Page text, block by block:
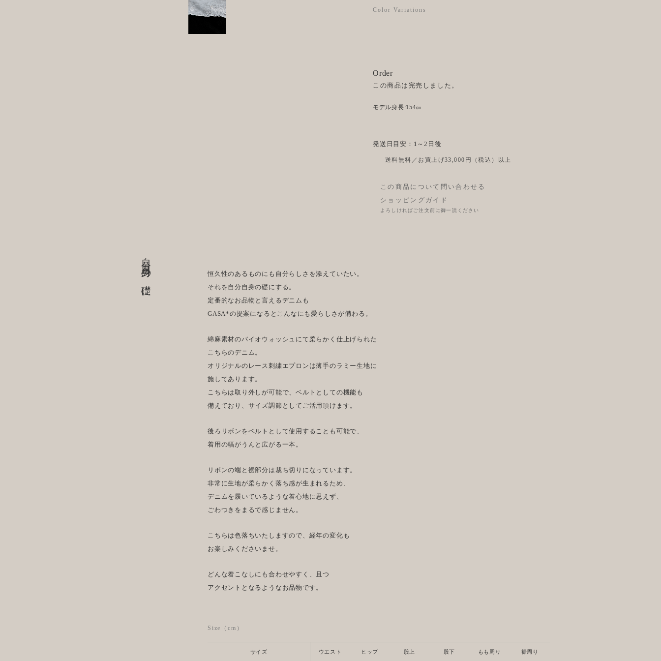
Color Variations
Order
この商品は完売しました。
モデル身長:154㎝
発送日目安：1～2日後
送料無料／お買上げ33,000円（税込）以上
この商品について問い合わせる
ショッピングガイド
よろしければご注文前に御一読ください
自分自身の礎に
恒久性のあるものにも自分らしさを添えていたい。
それを自分自身の礎にする。
定番的なお品物と言えるデニムも
GASA*の提案になるとこんなにも愛らしさが備わる。
綿麻素材のバイオウォッシュにて柔らかく仕上げられた
こちらのデニム。
オリジナルのレース刺繍エプロンは薄手のラミー生地に
施してあります。
こちらは取り外しが可能で、ベルトとしての機能も
備えており、サイズ調節としてご活用頂けます。
後ろリボンをベルトとして使用することも可能で、
着用の幅がうんと広がる一本。
リボンの端と裾部分は裁ち切りになっています。
非常に生地が柔らかく落ち感が生まれるため、
デニムを履いているような着心地に思えず、
ごわつきをまるで感じません。
こちらは色落ちいたしますので、経年の変化も
お楽しみくださいませ。
どんな着こなしにも合わせやすく、且つ
アクセントとなるようなお品物です。
Size（cm）
サイズ ウエスト ヒップ 股上 股下 もも周り 裾周り